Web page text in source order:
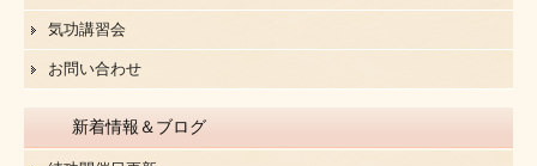
気功講習会
お問い合わせ
新着情報＆ブログ